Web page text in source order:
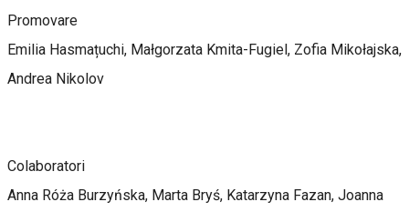
Promovare
Emilia Hasmațuchi, Małgorzata Kmita-Fugiel, Zofia Mikołajska,
Andrea Nikolov
Colaboratori
Anna Róża Burzyńska, Marta Bryś, Katarzyna Fazan, Joanna